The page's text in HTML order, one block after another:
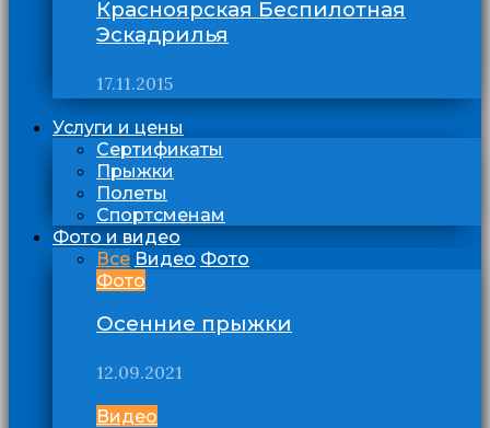
Красноярская Беспилотная
Эскадрилья
17.11.2015
Услуги и цены
Сертификаты
Прыжки
Полеты
Спортсменам
Фото и видео
Все Видео Фото
Фото
Осенние прыжки
12.09.2021
Видео